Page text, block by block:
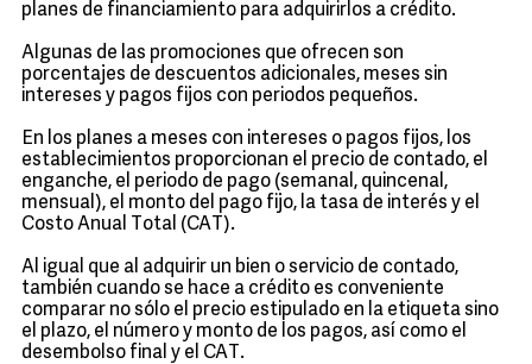
planes de financiamiento para adquirirlos a crédito.
Algunas de las promociones que ofrecen son
porcentajes de descuentos adicionales, meses sin
intereses y pagos fijos con periodos pequeños.
En los planes a meses con intereses o pagos fijos, los
establecimientos proporcionan el precio de contado, el
enganche, el periodo de pago (semanal, quincenal,
mensual), el monto del pago fijo, la tasa de interés y el
Costo Anual Total (CAT).
Al igual que al adquirir un bien o servicio de contado,
también cuando se hace a crédito es conveniente
comparar no sólo el precio estipulado en la etiqueta sino
el plazo, el número y monto de los pagos, así como el
desembolso final y el CAT.